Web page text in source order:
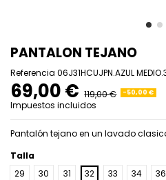
PANTALON TEJANO
Referencia 06J31HCUJPN.AZUL
69,00 € 119,00 € -50,00 €
Impuestos incluidos
Pantalón tejano en un lavado
Talla
29
30 31 32 33 34 36